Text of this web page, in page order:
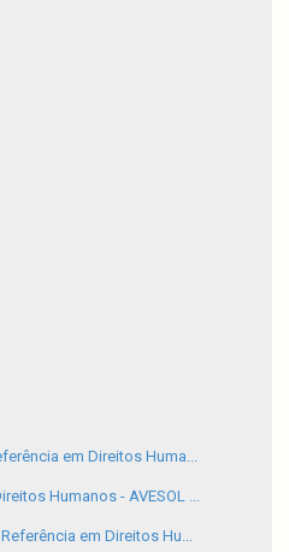
em Direitos Huma...
Humanos - AVESOL ...
em Direitos Hu...